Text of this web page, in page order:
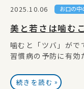
2025.10.06 お口の中
美と若さは噛む
噛むと「ツバ」がで
習慣病の予防に有効
続きを読む »